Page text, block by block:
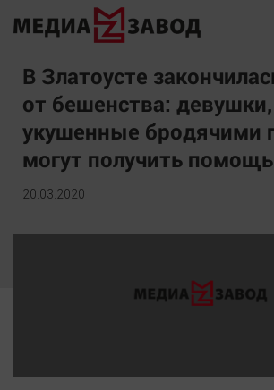
Новости
Экономика
Происшествия
Общество
Политика
Архив
В Златоусте
от бешенства: девушки,
укушенные бродячими
могут получить помощь
20.03.2020